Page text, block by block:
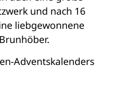
und nach 16
liebgewonnene
Adventskalenders